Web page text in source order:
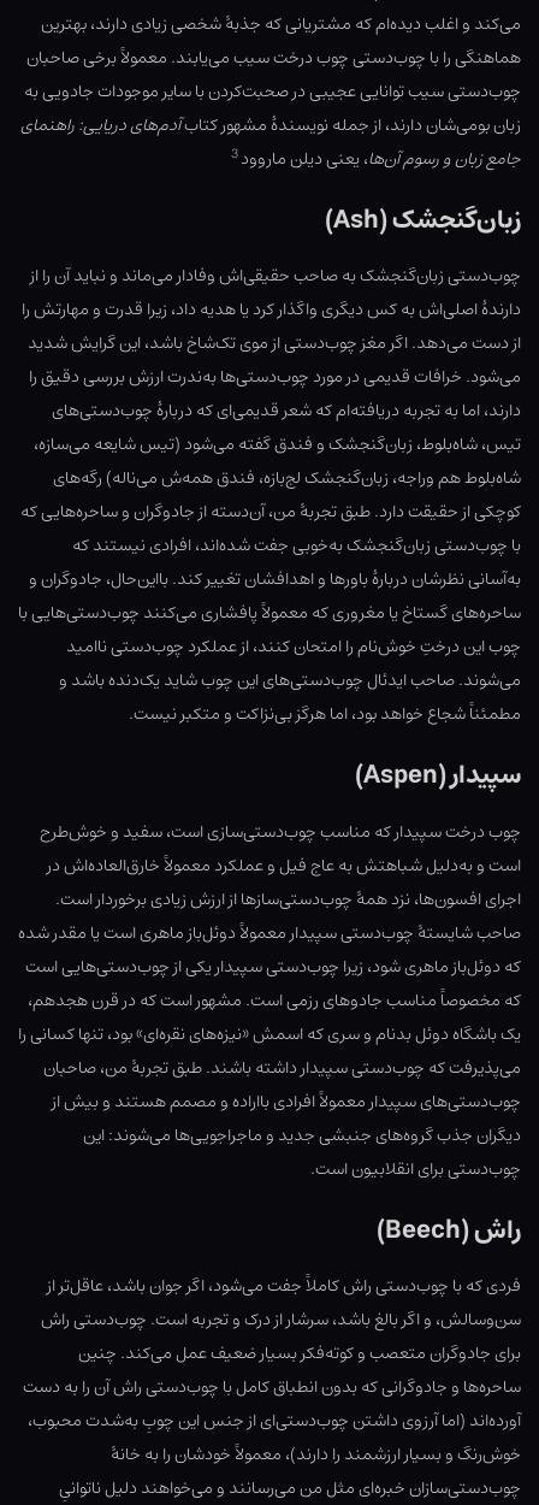
می‌کند و اغلب دیده‌ام که مشتریانی که جذبهٔ شخصی زیادی دارند، بهترین
هماهنگی را با چوب‌دستی چوب درخت سیب می‌یابند. معمولاً برخی صاحبان
چوب‌دستی سیب توانایی عجیبی در صحبت‌‌کردن با سایر موجودات جادویی به
زبان بومی‌شان دارند، از جمله نویسندهٔ مشهور کتابآدم‌های دریایی: راهنمای
جامع زبان و رسوم آن‌ها، یعنی دیلن ماروود3
زبان‌گنجشک (Ash)
چوب‌دستی زبان‌گنجشک به صاحب حقیقی‌اش وفادار می‌ماند و نباید آن را از
دارندهٔ‌ اصلی‌اش به کس دیگری واگذار کرد یا هدیه داد، زیرا قدرت و مهارتش را
از دست می‌دهد. اگر مغز چوب‌دستی از موی تک‌شاخ باشد، این گرایش شدید
می‌شود. خرافات قدیمی در مورد چوب‌دستی‌ها به‌ندرت ارزش بررسی دقیق را
دارند، اما به تجربه دریافته‌ام که شعر قدیمی‌ای که دربارهٔ چوب‌دستی‌های
تیس، شاه‌بلوط، زبان‌گنجشک و فندق گفته می‌شود (تیس شایعه می‌سازه،
شاه‌بلوط هم وراجه، زبان‌گنجشک لج‌بازه، فندق همه‌ش می‌ناله) رگه‌های
کوچکی از حقیقت دارد. طبق تجربهٔ من، آن‌دسته از جادوگران و ساحره‌هایی که
با چوب‌دستی زبان‌گنجشک به‌خوبی جفت شده‌اند، افرادی نیستند که
به‌آسانی نظرشان دربارهٔ باورها و اهدافشان تغییر کند. بااین‌حال، جادوگران و
ساحره‌های گستاخ یا مغروری که معمولاً پافشاری می‌کنند چوب‌دستی‌هایی با
چوب این درختِ خوش‌نام را امتحان کنند، از عملکرد چوب‌دستی ناامید
می‌شوند. صاحب ایدئال چوب‌دستی‌های این چوب شاید یک‌دنده باشد و
مطمئناً شجاع خواهد بود، اما هرگز بی‌نزاکت و متکبر نیست.
سپیدار (Aspen)
چوب درخت سپیدار که مناسب چوب‌دستی‌سازی است، سفید و خوش‌طرح
است و به‌دلیل شباهتش به عاج فیل و عملکرد معمولاً خارق‌العاده‌اش در
اجرای افسون‌ها، نزد همهٔ چوب‌دستی‌سازها از ارزش زیادی برخوردار است.
صاحب شایستهٔ چوب‌دستی سپیدار معمولاً دوئل‌باز ماهری است یا مقدر شده
که دوئل‌باز ماهری شود، زیرا چوب‌دستی سپیدار یکی از چوب‌دستی‌هایی است
که مخصوصاً مناسب جادوهای رزمی است. مشهور است که در قرن هجدهم،
یک باشگاه دوئل بدنام و سری که اسمش «نیزه‌های نقره‌ای» بود، تنها کسانی را
می‌پذیرفت که چوب‌دستی سپیدار داشته‌ باشند. طبق تجربهٔ من، صاحبان
چوب‌دستی‌های سپیدار معمولاً افرادی بااراده و مصمم هستند و بیش از
دیگران جذب گروه‌های جنبشی جدید و ماجراجویی‌ها می‌شوند: این
چوب‌دستی برای انقلابیون است.
راش (Beech)
فردی که با چوب‌دستی راش کاملاً جفت می‌شود، اگر جوان باشد، عاقل‌تر از
سن‌وسالش، و اگر بالغ باشد، سرشار از درک و تجربه است. چوب‌دستی راش
برای جادوگران متعصب و کوته‌فکر بسیار ضعیف عمل می‌کند. چنین
ساحره‌ها و جادوگرانی که بدون انطباق کامل با چوب‌دستی راش آن را به دست
آورده‌اند (اما آرزوی داشتن چوب‌دستی‌ای از جنس این چوبِ به‌شدت محبوب،
خوش‌رنگ و بسیار ارزشمند را دارند)، معمولاً خودشان را به خانهٔ
چوب‌دستی‌سازان خبره‌ای مثل من می‌رسانند و می‌خواهند دلیل ناتوانیِ